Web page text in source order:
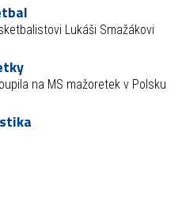
Lukáši Smažákovi
na MS mažoretek v Polsku